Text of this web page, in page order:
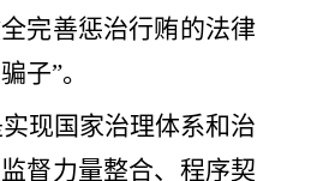
完善惩治行贿的法律
子”。
现国家治理体系和治
督力量整合、程序契